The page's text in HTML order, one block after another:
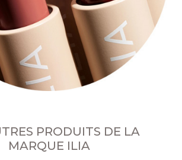
PRODUITS DE LA
MARQUE ILIA